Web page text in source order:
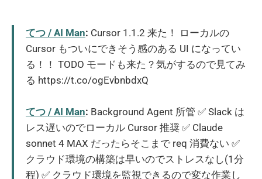
てつ / AI Man: Cursor 1.1.2 来た！ ローカルの
Cursor もついにできそう感のある UI になってい
る！！ TODO モードも来た？気がするので見てみ
る https://t.co/ogEvbnbdxQ
てつ / AI Man: Background Agent 所管 ✅ Slack は
レス遅いのでローカル Cursor 推奨 ✅ Claude
sonnet 4 MAX だったらそこまで req 消費ない ✅
クラウド環境の構築は早いのでストレスなし(1分
程) ✅ クラウド環境を監視できるので変な作業し